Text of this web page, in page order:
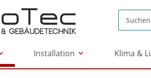
Installation Klima &